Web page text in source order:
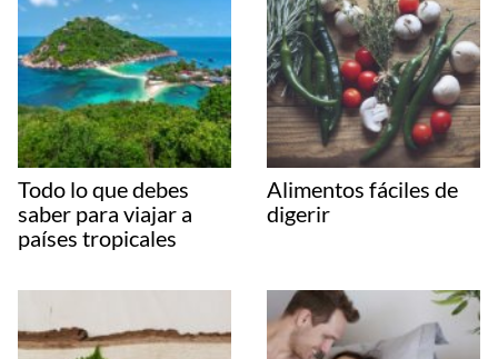
Todo lo que debes
saber para viajar a
países tropicales
Alimentos fáciles de
digerir